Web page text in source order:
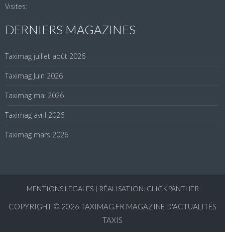
Visites:
DERNIERS MAGAZINES
Taximag juillet août 2026
Taximag Juin 2026
Taximag mai 2026
Taximag avril 2026
Taximag mars 2026
MENTIONS LEGALES | RÉALISATION: CLICKPANTHER
COPYRIGHT © 2026 TAXIMAG.FR MAGAZINE D'ACTUALITÉS
TAXIS